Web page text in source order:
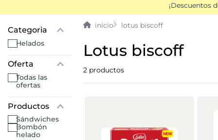
¡Descuentos
helados
Oferta
todas las
ofertas
sándwiches
bombón
helado
lotus biscoff
lotus biscoff
2 productos
1. helados sirena
2. gambas
3. patatas
4. gamba
5 . verduras
6. croquetas